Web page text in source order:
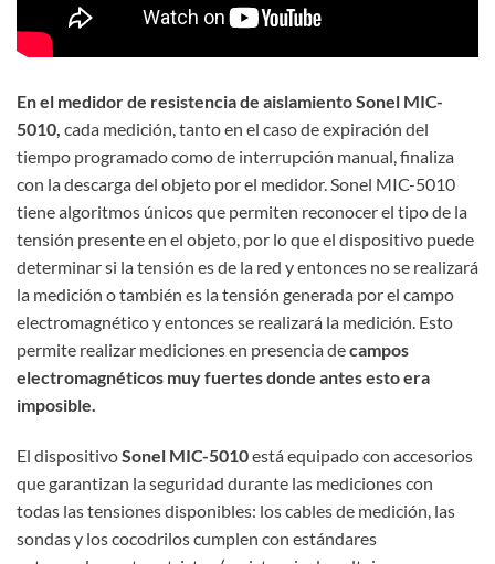
En el medidor de resistencia de aislamiento Sonel MIC-
5010, cada medición, tanto en el caso de expiración del
tiempo programado como de interrupción manual, finaliza
con la descarga del objeto por el medidor. Sonel MIC-5010
tiene algoritmos únicos que permiten reconocer el tipo de la
tensión presente en el objeto, por lo que el dispositivo puede
determinar si la tensión es de la red y entonces no se realizará
la medición o también es la tensión generada por el campo
electromagnético y entonces se realizará la medición. Esto
permite realizar mediciones en presencia decampos
electromagnéticos muy fuertes donde antes esto era
imposible.
El dispositivoSonel MIC-5010está equipado con accesorios
que garantizan la seguridad durante las mediciones con
todas las tensiones disponibles: los cables de medición, las
sondas y los cocodrilos cumplen con estándares